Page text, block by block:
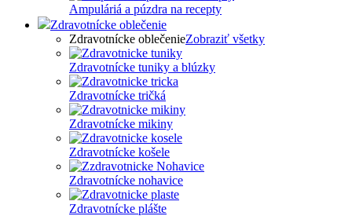
Ampuláriá a púzdra na recepty
Zdravotnícke oblečenie
Zdravotnícke oblečenieZobraziť všetky
Zdravotnícke tuniky a blúzky
Zdravotnícke tričká
Zdravotnícke mikiny
Zdravotnícke košele
Zdravotnícke nohavice
Zdravotnícke plášte